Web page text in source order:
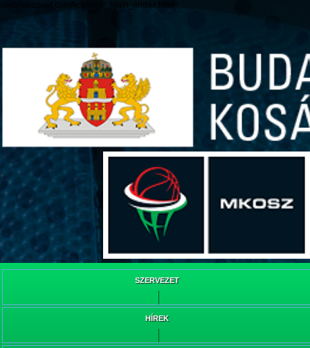
/web/webpont.com/kcs/html/_Main_/index.html
SZERVEZET
HÍREK